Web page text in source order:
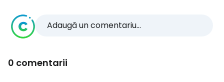
Adaugă un comentariu...
0 comentarii